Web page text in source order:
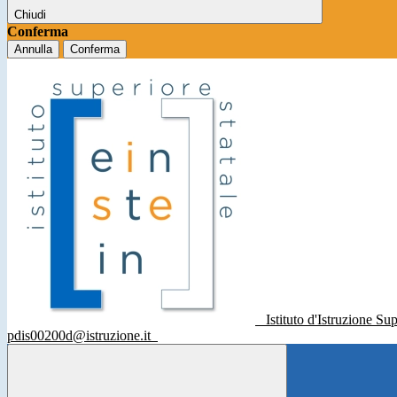
Chiudi
Conferma
Annulla Conferma
Istituto d'Istruzione
pdis00200d@istruzione.it